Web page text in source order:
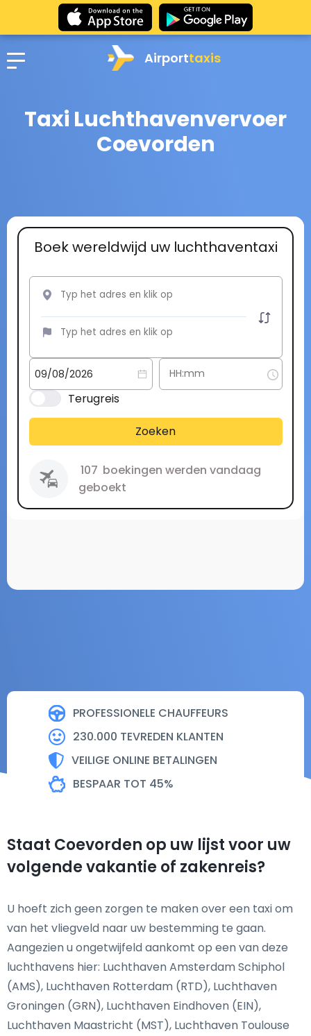
Airporttaxis
Taxi Luchthavenvervoer
Coevorden
PROFESSIONELE CHAUFFEURS
230.000 TEVREDEN KLANTEN
VEILIGE ONLINE BETALINGEN
BESPAAR TOT 45%
Boek wereldwijd uw luchthaventaxi
Terugreis
Zoeken
107 boekingen werden vandaag
geboekt
Staat Coevorden op uw lijst voor uw
volgende vakantie of zakenreis?
U hoeft zich geen zorgen te maken over een taxi om
van het vliegveld naar uw bestemming te gaan.
Aangezien u ongetwijfeld aankomt op een van deze
luchthavens hier: Luchthaven Amsterdam Schiphol
(AMS), Luchthaven Rotterdam (RTD), Luchthaven
Groningen (GRN), Luchthaven Eindhoven (EIN),
Luchthaven Maastricht (MST), Luchthaven Toulouse